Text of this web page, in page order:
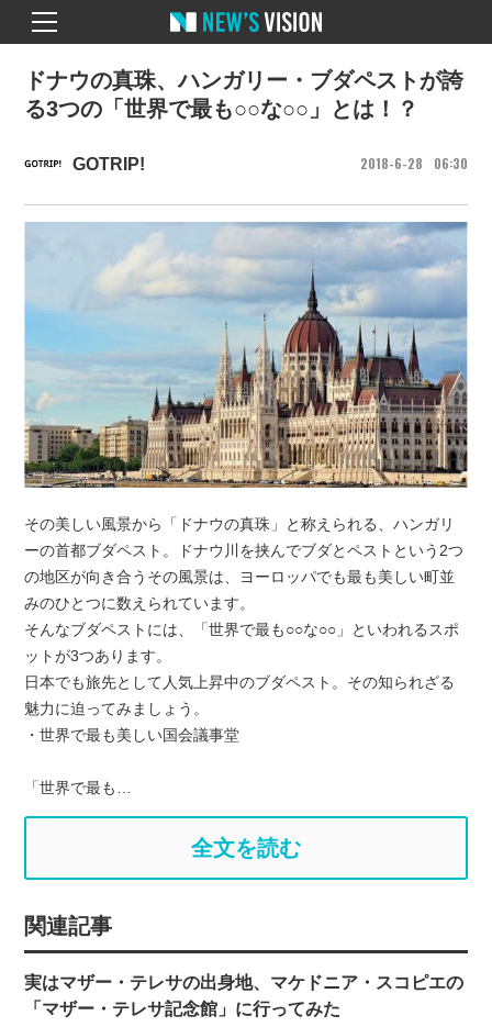
GOTRIP! 2018 6 28 06 30
ドナウの真珠、ハンガリー・ブダペストが誇
る3つの「世界で最も○○な○○」とは！？
その美しい風景から「ドナウの真珠」と称えられる、ハンガリ
ーの首都ブダペスト。ドナウ川を挟んでブダとペストという2つ
の地区が向き合うその風景は、ヨーロッパでも最も美しい町並
みのひとつに数えられています。
そんなブダペストには、「世界で最も○○な○○」といわれるスポ
ットが3つあります。
日本でも旅先として人気上昇中のブダペスト。その知られざる
魅力に迫ってみましょう。
・世界で最も美しい国会議事堂
「世界で最も…
全文を読む
関連記事
実はマザー・テレサの出身地、マケドニア・スコピエの
「マザー・テレサ記念館」に行ってみた